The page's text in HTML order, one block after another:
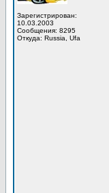
Зарегистрирован:
10.03.2003
Сообщения: 8295
Откуда: Russia, Ufa